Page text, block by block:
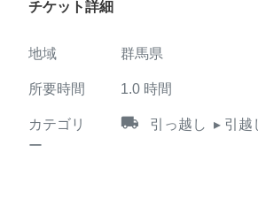
チケット詳細
地域 群馬県
所要時間 1.0 時間
カテゴリ
ー
local_shipping 引っ越し ▸ 引越